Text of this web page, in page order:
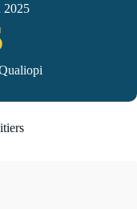
2025